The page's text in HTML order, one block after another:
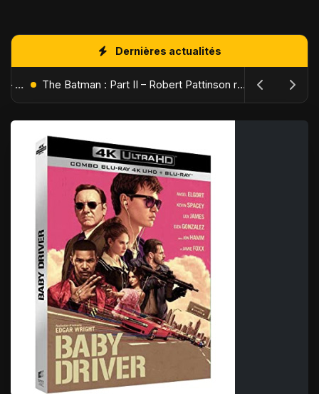
Dernières actualités
L'Âge de Glace : Le Réveil du Volcan – Manny, Sid et Diego de retour pour une aventure explosive The Batman : Part II – Robert Pattinson replonge dans les ténèbres de Gotham dès octobre 2027